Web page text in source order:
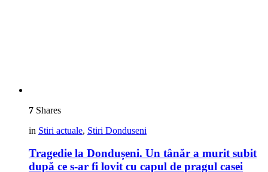
7 Shares
in Stiri actuale, Stiri Donduseni
Tragedie la Dondușeni. Un tânăr a murit subit
după ce s-ar fi lovit cu capul de pragul casei